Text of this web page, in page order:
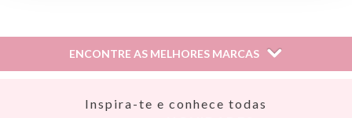
sobre Seguridad General de Productos (GPSR).
30500, Molina de Segura, Murcia
ENCONTRE AS MELHORES MARCAS
Inspira-te e conhece todas